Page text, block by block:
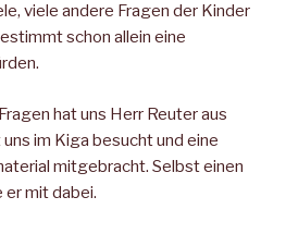
viele andere Fragen der Kinder
schon allein eine
hat uns Herr Reuter aus
im Kiga besucht und eine
mitgebracht. Selbst einen
er mit dabei.